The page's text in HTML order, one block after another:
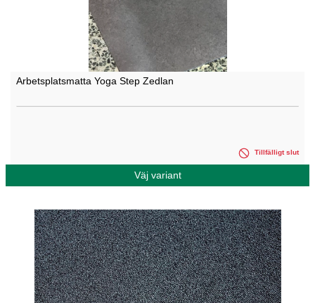
Arbetsplatsmatta Yoga Step Zedlan
Tillfälligt slut
Väj variant